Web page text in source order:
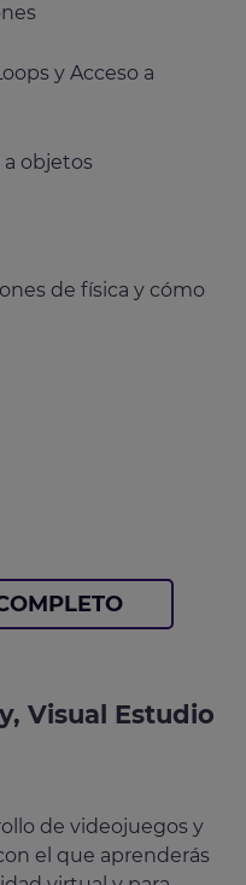
y Acceso a
objetos
de física y cómo
Visual Estudio
de videojuegos y
el que aprenderás